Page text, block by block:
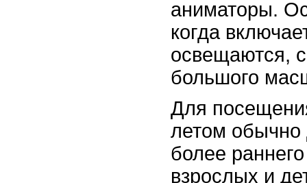
аниматоры.
когда
освещаются,
большого
Для
летом
более
взрослых и